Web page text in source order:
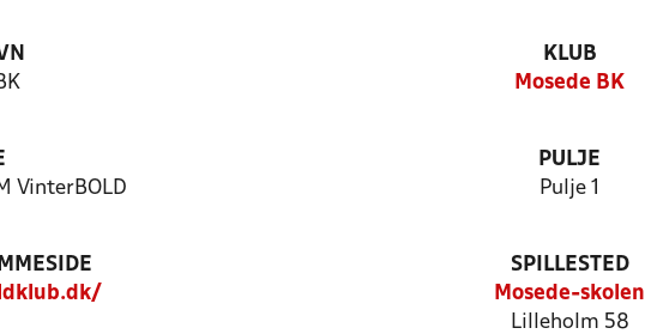
KLUB
Mosede BK
VinterBOLD
PULJE
Pulje 1
SPILLESTED
Mosede-skolen
Lilleholm 58